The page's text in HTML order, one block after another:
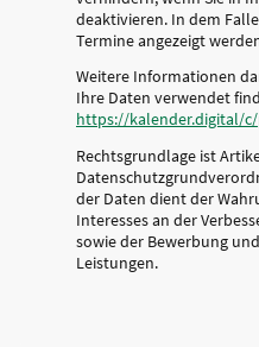
deaktivieren. In dem
Termine angezeigt
Weitere Informationen
Ihre Daten verwendet
https://kalender.digital/
Rechtsgrundlage ist
der Daten dient der
Interesses an der
sowie der Bewerbung
Leistungen.